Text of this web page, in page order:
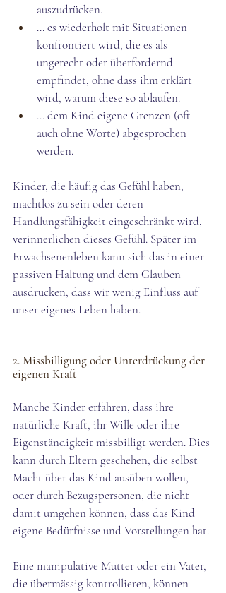
auszudrücken.
... es wiederholt mit Situationen
konfrontiert wird, die es als
ungerecht oder überfordernd
empfindet, ohne dass ihm erklärt
wird, warum diese so ablaufen.
... dem Kind eigene Grenzen (oft
auch ohne Worte) abgesprochen
werden.
Kinder, die häufig das Gefühl haben,
machtlos zu sein oder deren
Handlungsfähigkeit eingeschränkt wird,
verinnerlichen dieses Gefühl. Später im
Erwachsenenleben kann sich das in einer
passiven Haltung und dem Glauben
ausdrücken, dass wir wenig Einfluss auf
unser eigenes Leben haben.
2. Missbilligung oder Unterdrückung der
eigenen Kraft
Manche Kinder erfahren, dass ihre
natürliche Kraft, ihr Wille oder ihre
Eigenständigkeit missbilligt werden. Dies
kann durch Eltern geschehen, die selbst
Macht über das Kind ausüben wollen,
oder durch Bezugspersonen, die nicht
damit umgehen können, dass das Kind
eigene Bedürfnisse und Vorstellungen hat.
Eine manipulative Mutter oder ein Vater,
die übermässig kontrollieren, können